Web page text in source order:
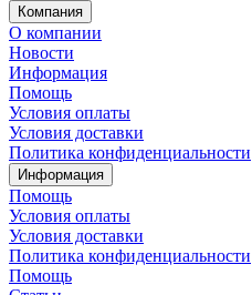
Компания
О компании
Новости
Информация
Помощь
Условия оплаты
Условия доставки
Политика конфиденциальности
Информация
Помощь
Условия оплаты
Условия доставки
Политика конфиденциальности
Помощь